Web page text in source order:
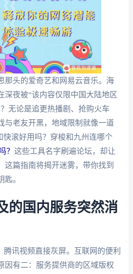
那头的爱奇艺和网易云音乐。海
深夜被“该内容仅限中国大陆地区
无论是追更热播剧、抢购火车
与老友开黑，地域限制就像一道
快滚好用吗？穿梭和九州连哪个
？ 这些工具名字刷遍论坛，却让
这篇指南将揭开迷雾，带你找到
。
的国内服务突然消
腾讯视频直接灰屏。互联网的便利
因有二：服务提供商的区域版权